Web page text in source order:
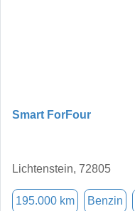
Smart ForFour
Lichtenstein, 72805
195.000 km Benzin